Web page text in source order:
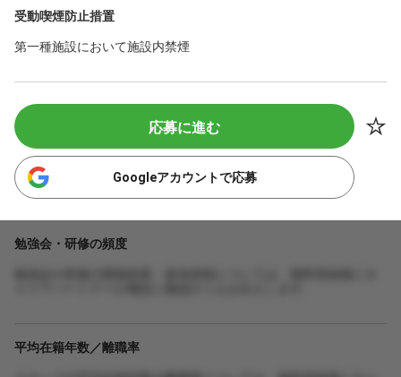
受動喫煙防止措置
第一種施設において施設内禁煙
応募に進む
Googleアカウントで応募
勉強会・研修の頻度
平均在籍年数／離職率